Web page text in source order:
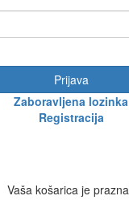
Prijava
Zaboravljena lozinka
Registracija
Vaša košarica je